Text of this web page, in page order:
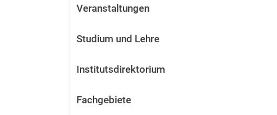
Veranstaltungen
Studium und Lehre
Institutsdirektorium
Fachgebiete